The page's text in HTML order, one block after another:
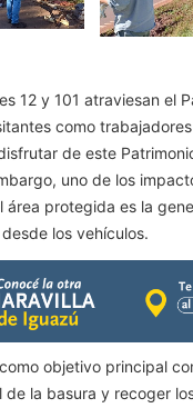
12 y 101 atraviesan el
como
de este
uno de los
área protegida es la
los vehículos.
objetivo principal
de la basura y recoger